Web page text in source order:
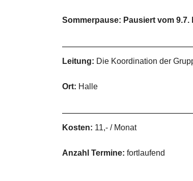
Sommerpause: Pausiert vom 9.7.
Leitung: Die Koordination der
Ort: Halle
Kosten: 11,- / Monat
Anzahl Termine: fortlaufend